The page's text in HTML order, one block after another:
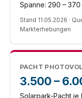
Spanne: 290 –
Stand 11.05.2026 ·
Markterhebungen
PACHT
3.500 –
Solarpark-Pacht je